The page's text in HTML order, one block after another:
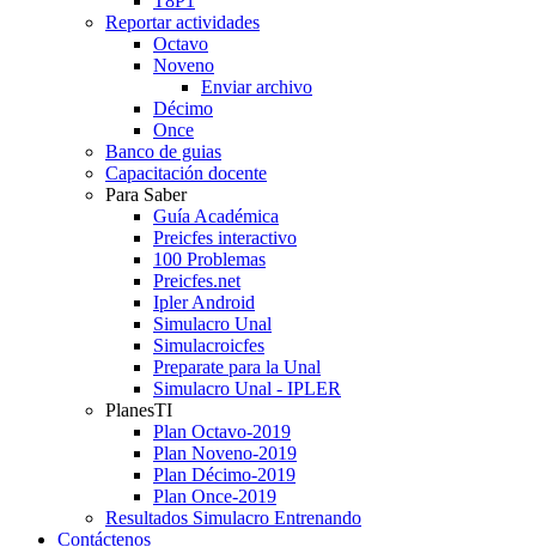
Reportar actividades
Octavo
Noveno
Enviar archivo
Décimo
Once
Banco de guias
Capacitación docente
Para Saber
Guía Académica
Preicfes interactivo
100 Problemas
Preicfes.net
Ipler Android
Simulacro Unal
Simulacroicfes
Preparate para la Unal
Simulacro Unal - IPLER
PlanesTI
Plan Octavo-2019
Plan Noveno-2019
Plan Décimo-2019
Plan Once-2019
Resultados Simulacro Entrenando
Contáctenos